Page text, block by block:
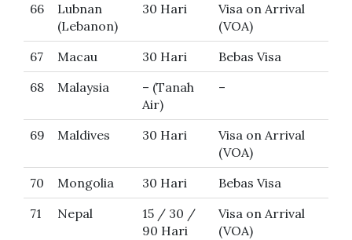
66
Lubnan
(Lebanon)
30 Hari
Visa on Arrival
(VOA)
67
Macau 30 Hari
Bebas Visa
68
Malaysia
– (Tanah
Air)
–
69 Maldives 30 Hari
Visa on Arrival
(VOA)
70
Mongolia 30 Hari
Bebas Visa
71
Nepal
15 / 30 /
90 Hari
Visa on Arrival
(VOA)